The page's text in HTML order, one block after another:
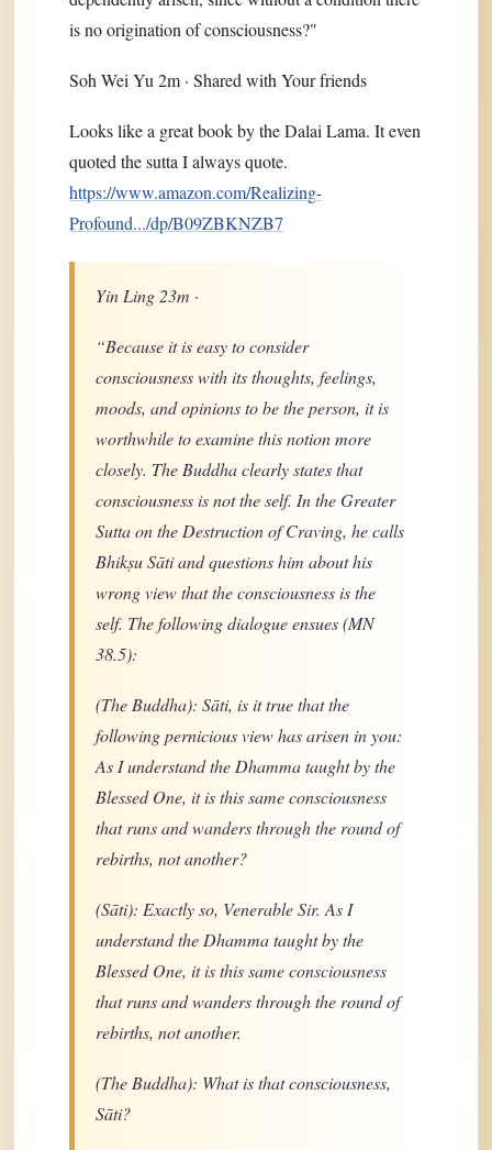
is no origination of consciousness?"
Soh Wei Yu 2m · Shared with Your friends
Looks like a great book by the Dalai Lama. It even
quoted the sutta I always quote.
https://www.amazon.com/Realizing-
Profound.../dp/B09ZBKNZB7
Yin Ling 23m ·
“Because it is easy to consider
consciousness with its thoughts, feelings,
moods, and opinions to be the person, it is
worthwhile to examine this notion more
closely. The Buddha clearly states that
consciousness is not the self. In the Greater
Sutta on the Destruction of Craving, he calls
Bhikṣu Sāti and questions him about his
wrong view that the consciousness is the
self. The following dialogue ensues (MN
38.5):
(The Buddha): Sāti, is it true that the
following pernicious view has arisen in you:
As I understand the Dhamma taught by the
Blessed One, it is this same consciousness
that runs and wanders through the round of
rebirths, not another?
(Sāti): Exactly so, Venerable Sir. As I
understand the Dhamma taught by the
Blessed One, it is this same consciousness
that runs and wanders through the round of
rebirths, not another.
(The Buddha): What is that consciousness,
Sāti?